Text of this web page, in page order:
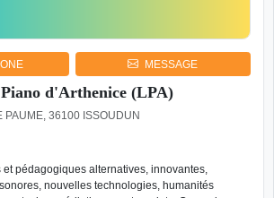
MESSAGE
d'Arthenice (LPA)
PAUME, 36100 ISSOUDUN
pédagogiques alternatives, innovantes,
nouvelles technologies, humanités